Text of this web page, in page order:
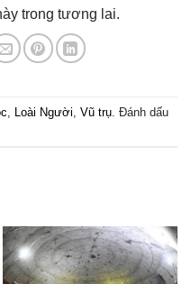
trong tương lai.
Loài Người Vũ trụ . Đánh dấu